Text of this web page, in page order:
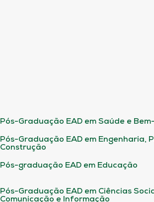
Pós-Graduação EAD em Saúde e
Pós-Graduação EAD em Engenharia,
Construção
Pós-graduação EAD em Educação
Pós-Graduação EAD em Ciências
Comunicação e Informação